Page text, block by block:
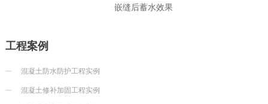
嵌缝后蓄水效果
工程案例
混凝土防水防护工程实例
混凝土修补加固工程实例